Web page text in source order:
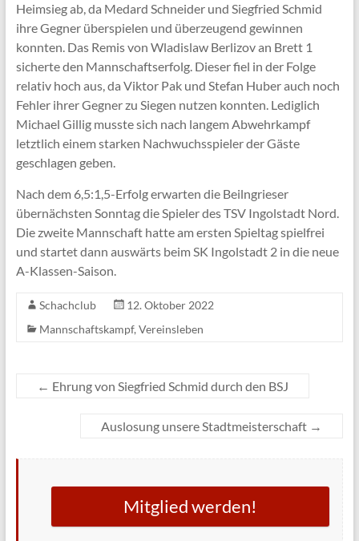
Heimsieg ab, da Medard Schneider und Siegfried Schmid
ihre Gegner überspielen und überzeugend gewinnen
konnten. Das Remis von Wladislaw Berlizov an Brett 1
sicherte den Mannschaftserfolg. Dieser fiel in der Folge
relativ hoch aus, da Viktor Pak und Stefan Huber auch noch
Fehler ihrer Gegner zu Siegen nutzen konnten. Lediglich
Michael Gillig musste sich nach langem Abwehrkampf
letztlich einem starken Nachwuchsspieler der Gäste
geschlagen geben.
Nach dem 6,5:1,5-Erfolg erwarten die Beilngrieser
übernächsten Sonntag die Spieler des TSV Ingolstadt Nord.
Die zweite Mannschaft hatte am ersten Spieltag spielfrei
und startet dann auswärts beim SK Ingolstadt 2 in die neue
A-Klassen-Saison.
Schachclub
12. Oktober 2022
Mannschaftskampf, Vereinsleben
← Ehrung von Siegfried Schmid durch den BSJ
Auslosung unsere Stadtmeisterschaft →
Mitglied werden!